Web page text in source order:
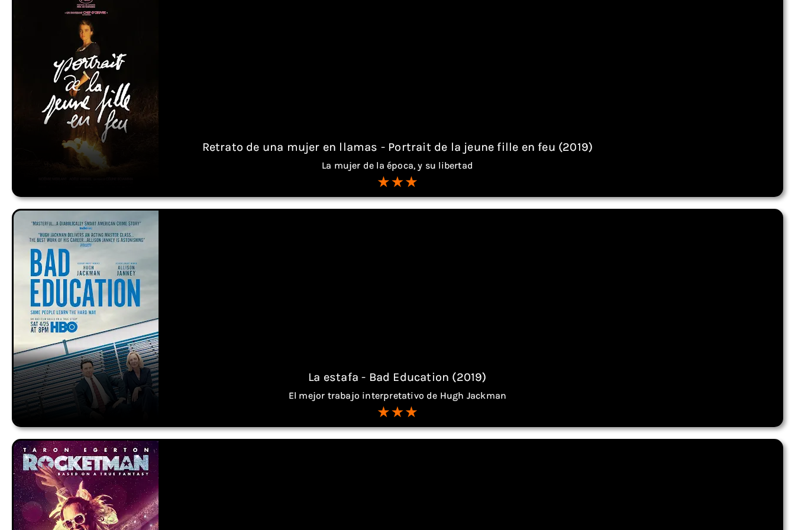
Retrato de una mujer en llamas - Portrait de la jeune fille en feu (2019)
La mujer de la época, y su libertad
La estafa - Bad Education (2019)
El mejor trabajo interpretativo de Hugh Jackman